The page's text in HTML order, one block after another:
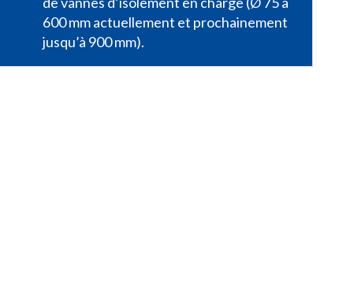
600 mm actuellement et prochainement
jusqu’à 900 mm).